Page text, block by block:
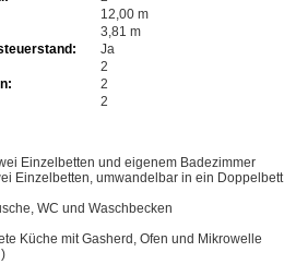
12,00 m
3,81 m
Ja
2
2
2
Einzelbetten und eigenem Badezimmer
Einzelbetten, umwandelbar in ein Doppelbett
WC und Waschbecken
Küche mit Gasherd, Ofen und Mikrowelle